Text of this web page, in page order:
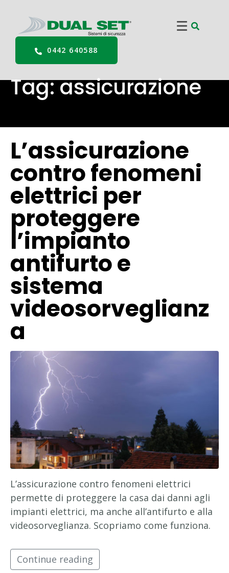
0442 640588
Tag:assicurazione
L’assicurazione
contro fenomeni
elettrici per
proteggere
l’impianto
antifurto e
sistema
videosorveglianz
a
L’assicurazione contro fenomeni elettrici
permette di proteggere la casa dai danni agli
impianti elettrici, ma anche all’antifurto e alla
videosorveglianza. Scopriamo come funziona.
Continue reading